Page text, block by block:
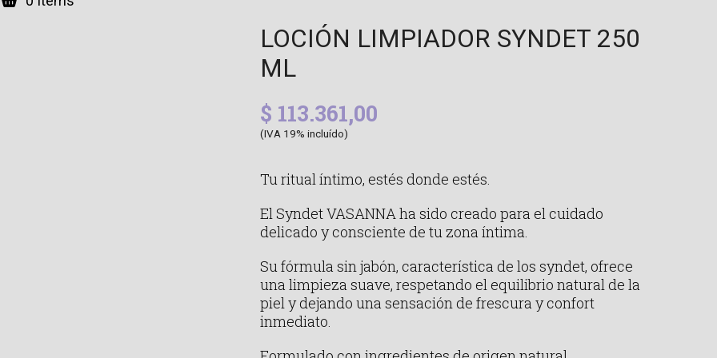
LOCIÓN LIMPIADOR SYNDET 250
ML
$ 113.361,00
(IVA 19% incluído)
Tu ritual íntimo, estés donde estés.
El Syndet VASANNA ha sido creado para el cuidado
delicado y consciente de tu zona íntima.
Su fórmula sin jabón, característica de los syndet, ofrece
una limpieza suave, respetando el equilibrio natural de la
piel y dejando una sensación de frescura y confort
inmediato.